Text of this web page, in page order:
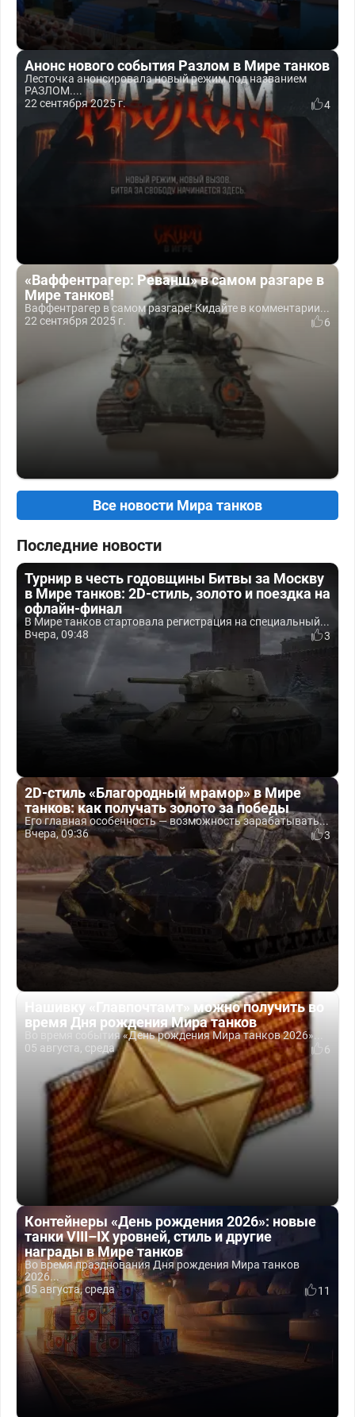
Анонс нового события Разлом в Мире танков
Лесточка анонсировала новый режим под названием
РАЗЛОМ....
22 сентября 2025 г.
4
«Ваффентрагер: Реванш» в самом разгаре в
Мире танков!
Ваффентрагер в самом разгаре! Кидайте в комментарии...
22 сентября 2025 г.
6
Все новости Мира танков
Последние новости
Турнир в честь годовщины Битвы за Москву
в Мире танков: 2D-стиль, золото и поездка на
офлайн-финал
В Мире танков стартовала регистрация на специальный...
Вчера, 09:48
3
2D-стиль «Благородный мрамор» в Мире
танков: как получать золото за победы
Его главная особенность — возможность зарабатывать...
Вчера, 09:36
3
Нашивку «Главпочтамт» можно получить во
время Дня рождения Мира танков
Во время события «День рождения Мира танков 2026»...
05 августа, среда
6
Контейнеры «День рождения 2026»: новые
танки VIII–IX уровней, стиль и другие
награды в Мире танков
Во время празднования Дня рождения Мира танков
2026...
05 августа, среда
11